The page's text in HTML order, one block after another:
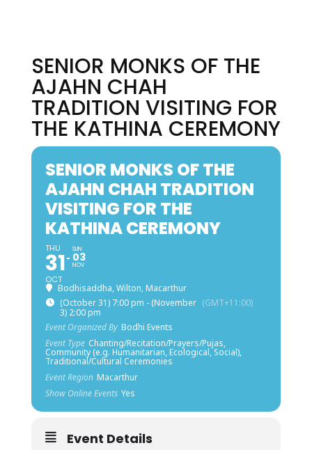
SENIOR MONKS OF THE
AJAHN CHAH
TRADITION VISITING FOR
THE KATHINA CEREMONY
SENIOR MONKS OF THE
AJAHN CHAH TRADITION
VISITING FOR THE
KATHINA CEREMONY
THU
31
OCT
SUN
03
NOV
Bodhisaddha, Wilton, Macarthur
(October 31) 7:00 pm - (November
3) 2:00 pm
(GMT+11:00)
Event Organized By Bodhi Events
Event Type Chanting/Recitation/Prayers/Pujas,
Community (e.g. Humanitarian, Ecological, Social),
Traditional/Cultural Ceremonies
Event Region Macarthur
Show Online Events Yes
Event Details